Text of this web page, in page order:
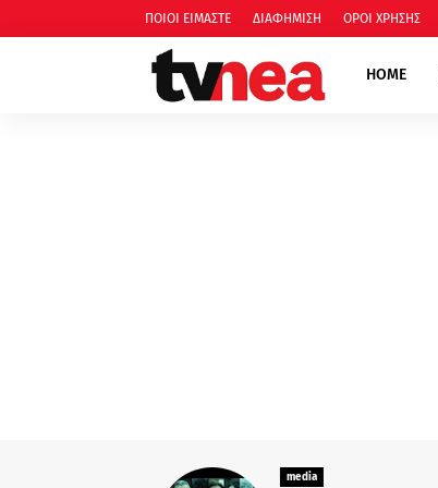
ΠΟΙΟΙ ΕΙΜΑΣΤΕ ΔΙΑΦΗΜΙΣΗ ΟΡΟΙ ΧΡΗΣΗΣ
HOME
media